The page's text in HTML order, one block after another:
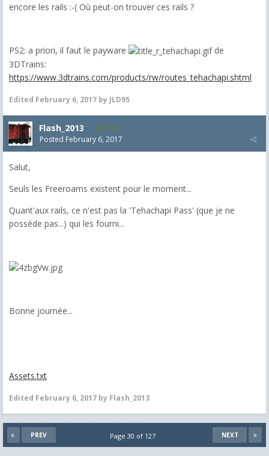
encore les rails :-( Où peut-on trouver ces rails ?
PS2: a priori, il faut le payware
de
3DTrains:
https://www.3dtrains.com/products/rw/routes_tehachapi.shtml
Edited February 6, 2017 by JLD95
Flash_2013 2,074
Posted February 6, 2017
Salut,
Seuls les Freeroams existent pour le moment...
Quant'aux rails, ce n'est pas la 'Tehachapi Pass' (que je ne
possède pas...) qui les fourni...
Bonne journée...
Assets.txt
Edited February 6, 2017 by Flash_2013
PREV NEXT
Page 30 of 127